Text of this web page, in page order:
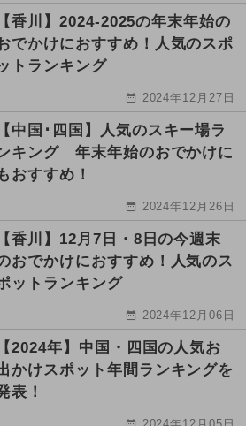
【香川】2024-2025の年末年始の
でかけにおすすめ！人気のスポ
トランキング
2024年12月27日
【中国･四国】人気のスキー場ラ
キング 年末年始のおでかけに
おすすめ！
2024年12月26日
【香川】12月7日・8日の今週末
おでかけにおすすめ！人気のス
ットランキング
2024年12月06日
【2024年】中国・四国の人気お
かけスポット年間ランキングを
表！